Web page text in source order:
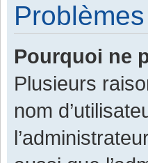
Pourquoi ne
Plusieurs
nom